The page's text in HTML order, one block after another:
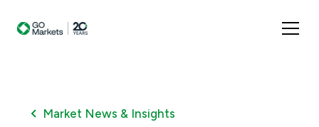
Market News & Insights